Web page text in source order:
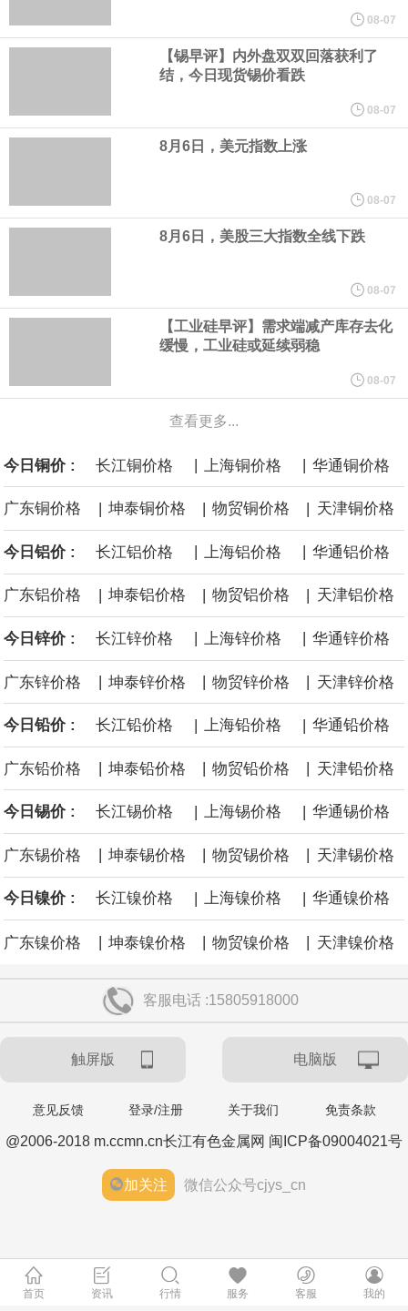
美国国会预算办公室（CBO）于当地时间5日发布报告称，美国海军
计划建造的15艘核动力“特朗普级”（Trump-class）战列舰，从研发
到采购的总费用可能高达2750亿美元，为美国有史以来最昂贵的水
面战舰项目之一。 根据CBO的初步估算，首舰造价约234亿美元，
08-07
【锡早评】内外盘双双回落获利了
结，今日现货锡价看跌
08-07
8月6日，美元指数上涨
08-07
8月6日，美股三大指数全线下跌
08-07
【工业硅早评】需求端减产库存去化
缓慢，工业硅或延续弱稳
08-07
查看更多...
今日铜价 : 长江铜价格 | 上海铜价格 | 华通铜价格
广东铜价格 | 坤泰铜价格 | 物贸铜价格 | 天津铜价格
今日铝价 : 长江铝价格 上海铝价格 华通铝价格
广东铝价格 | 坤泰铝价格 | 物贸铝价格 | 天津铝价格
今日锌价 : 长江锌价格 上海锌价格 华通锌价格
广东锌价格 | 坤泰锌价格 | 物贸锌价格 | 天津锌价格
今日铅价 : 长江铅价格 | 上海铅价格 | 华通铅价格
广东铅价格 坤泰铅价格 物贸铅价格 天津铅价格
今日锡价 : 长江锡价格 | 上海锡价格 | 华通锡价格
广东锡价格 坤泰锡价格 物贸锡价格 天津锡价格
今日镍价 : 长江镍价格 | 上海镍价格 | 华通镍价格
广东镍价格 | 坤泰镍价格 | 物贸镍价格 | 天津镍价格
客服电话 :15805918000
触屏版 电脑版
意见反馈 登录/注册 关于我们 免责条款
@2006-2018 m.ccmn.cn长江有色金属网 闽ICP备09004021号
加关注 微信公众号cjys_cn
首页 资讯 行情 服务 客服 我的